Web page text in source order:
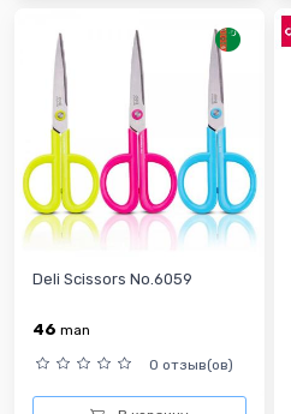
Deli Scissors No.6059
46 man
0 отзыв(ов)